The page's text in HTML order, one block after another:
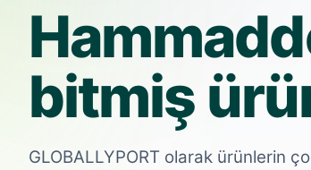
bitmiş
GLOBALLYPORT olarak ürünlerin